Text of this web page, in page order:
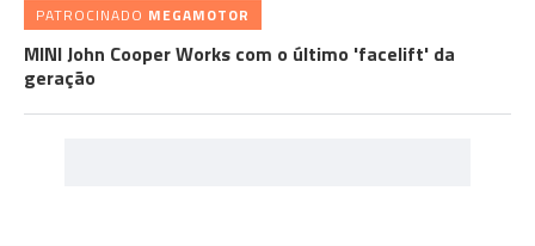
PATROCINADO MEGAMOTOR
MINI John Cooper Works com o último 'facelift' da
geração